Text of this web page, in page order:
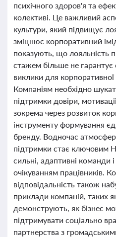
психічного здоров'я та
колективі. Це важливий
культури, який підвищує
зміцнює корпоративний
показують, що лояльність
стажем більше не гарантує
виклики для корпоративної
Компаніям необхідно
підтримки довіри,
зокрема через розвиток
інструменту формування
бренду. Водночас
підтримки стає ключовим
сильні, адаптивні команди
очікуванням працівників.
відповідальність також
приклади компаній, таких
демонструють, як бізнес
підтримувати соціально
партнерства з